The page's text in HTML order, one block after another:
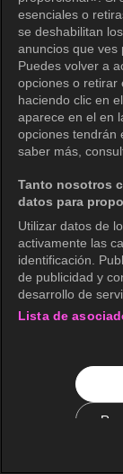
esenciales o
se deshabilitan
anuncios que ves
Puedes volver a
opciones o retirar
haciendo clic en
aparece en el en
opciones tendrán
saber más,
Tanto nosotros
datos para
Utilizar datos de
activamente las
identificación.
de publicidad y
desarrollo de
Lista de